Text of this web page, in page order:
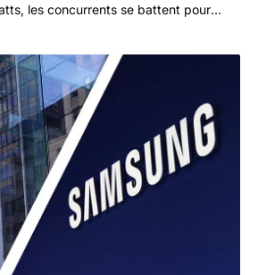
les concurrents se battent pour